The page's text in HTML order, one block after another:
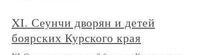
XI. Сеунчи дворян и детей
боярских Курского края